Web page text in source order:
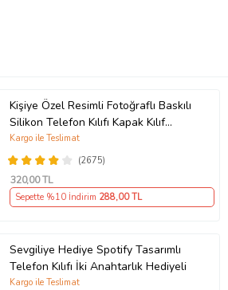
Kişiye Özel Resimli Fotoğraflı Baskılı
Silikon Telefon Kılıfı Kapak Kılıf
(Telefon Modelleri Açıklamada)
(2675)
Kargo ile Teslimat
320,00 TL
Sepette %10 İndirim 288,00 TL
Sevgiliye Hediye Spotify Tasarımlı
Telefon Kılıfı İki Anahtarlık Hediyeli
Kargo ile Teslimat